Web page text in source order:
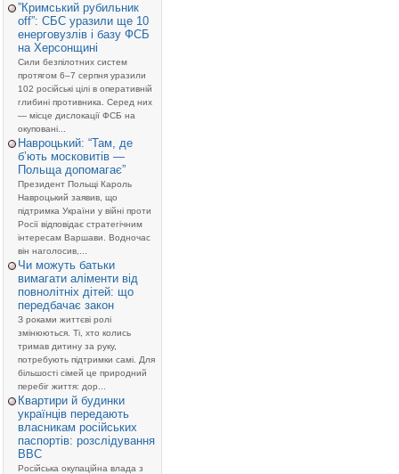
”Кримський рубильник
off”: СБС уразили ще 10
енерговузлів і базу ФСБ
на Херсонщині
Сили безпілотних систем
протягом 6–7 серпня уразили
102 російські цілі в оперативній
глибині противника. Серед них
— місце дислокації ФСБ на
окуповані...
Навроцький: “Там, де
б’ють московитів —
Польща допомагає”
Президент Польщі Кароль
Навроцький заявив, що
підтримка України у війні проти
Росії відповідає стратегічним
інтересам Варшави. Водночас
він наголосив,...
Чи можуть батьки
вимагати аліменти від
повнолітніх дітей: що
передбачає закон
З роками життєві ролі
змінюються. Ті, хто колись
тримав дитину за руку,
потребують підтримки самі. Для
більшості сімей це природний
перебіг життя: дор...
Квартири й будинки
українців передають
власникам російських
паспортів: розслідування
BBC
Російська окупаційна влада з